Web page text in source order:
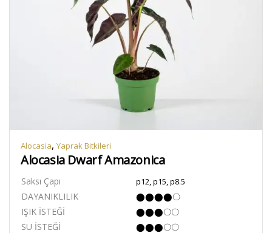
Alocasia, Yaprak Bitkileri
Alocasia Dwarf Amazonica
Saksı Çapı p12, p15, p8.5
DAYANIKLILIK ⬤⬤⬤⬤〇
IŞIK İSTEĞİ ⬤⬤⬤〇〇
SU İSTEĞİ ⬤⬤⬤〇〇